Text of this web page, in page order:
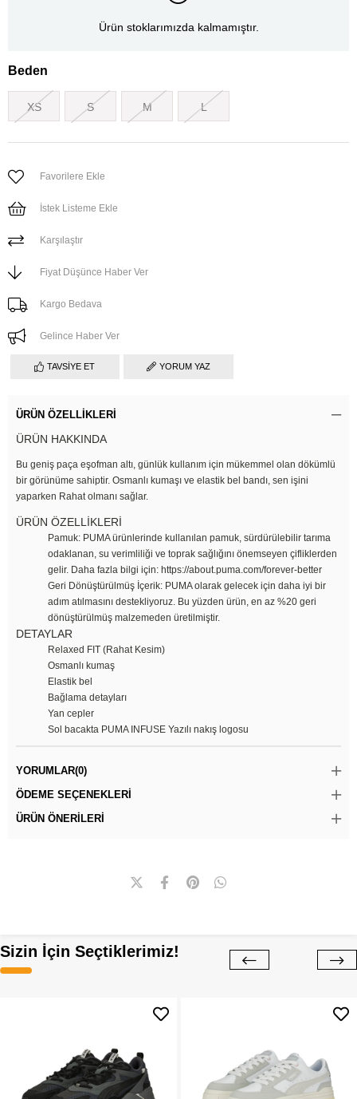
Ürün stoklarımızda kalmamıştır.
Beden
XS S M L
Favorilere Ekle
İstek Listeme Ekle
Karşılaştır
Fiyat Düşünce Haber Ver
Kargo Bedava
Gelince Haber Ver
TAVSIYE ET YORUM YAZ
ÜRÜN ÖZELLIKLERI
ÜRÜN HAKKINDA
Bu geniş paça eşofman altı, günlük kullanım için mükemmel olan dökümlü
bir görünüme sahiptir. Osmanlı kumaşı ve elastik bel bandı, sen işini
yaparken Rahat olmanı sağlar.
ÜRÜN ÖZELLİKLERİ
Pamuk: PUMA ürünlerinde kullanılan pamuk, sürdürülebilir tarıma
odaklanan, su verimliliği ve toprak sağlığını önemseyen çifliklerden
gelir. Daha fazla bilgi için: https://about.puma.com/forever-better
Geri Dönüştürülmüş İçerik: PUMA olarak gelecek için daha iyi bir
adım atılmasını destekliyoruz. Bu yüzden ürün, en az %20 geri
dönüştürülmüş malzemeden üretilmiştir.
DETAYLAR
Relaxed FIT (Rahat Kesim)
Osmanlı kumaş
Elastik bel
Bağlama detayları
Yan cepler
Sol bacakta PUMA INFUSE Yazılı nakış logosu
YORUMLAR(0)
ÖDEME SEÇENEKLERI
ÜRÜN ÖNERILERI
Sizin İçin Seçtiklerimiz!